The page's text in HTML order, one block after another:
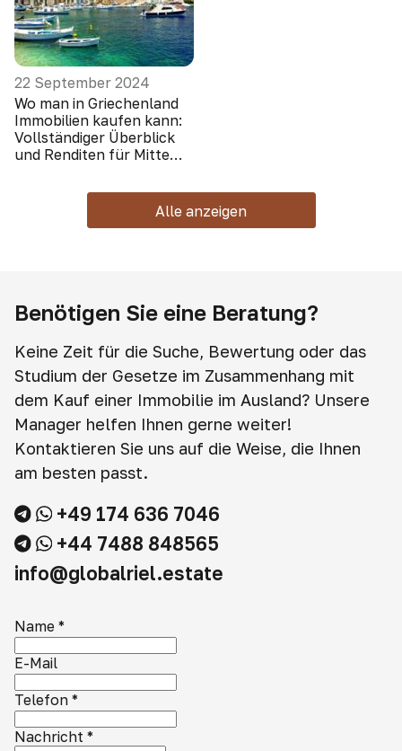
22 September 2024
Wo man in Griechenland
Immobilien kaufen kann:
Vollständiger Überblick
und Renditen für Mitte
Alle anzeigen
Benötigen Sie eine Beratung?
Keine Zeit für die Suche, Bewertung oder das
Studium der Gesetze im Zusammenhang mit
dem Kauf einer Immobilie im Ausland? Unsere
Manager helfen Ihnen gerne weiter!
Kontaktieren Sie uns auf die Weise, die Ihnen
am besten passt.
+49 174 636 7046
+44 7488 848565
info@globalriel.estate
Name *
E-Mail
Telefon *
Nachricht *